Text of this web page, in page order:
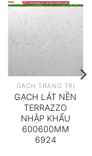
GẠCH TRANG TRÍ
GẠCH LÁT NỀN
TERRAZZO
NHẬP KHẨU
600600MM
6924